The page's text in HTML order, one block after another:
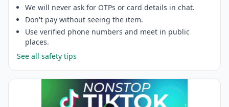
We will never ask for OTPs or card details in chat.
Don't pay without seeing the item.
Use verified phone numbers and meet in public
places.
See all safety tips